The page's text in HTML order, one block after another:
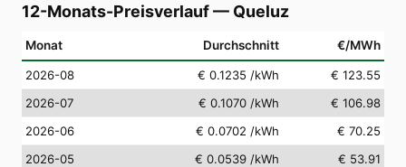
12-Monats-Preisverlauf— Queluz
Monat Durchschnitt €/MWh
2026-08 € 0.1235 /kWh
€ 123.55
2026-07
€ 0.1070 /kWh
€ 106.98
2026-06
€ 0.0702 /kWh
€ 70.25
2026-05
€ 0.0539 /kWh
€ 53.91